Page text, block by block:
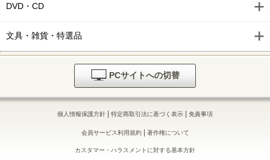
DVD・CD
文具・雑貨・特選品
PCサイトへの切替
個人情報保護方針 | 特定商取引法に基づく表示 | 免責事項
会員サービス利用規約| 著作権について
カスタマー・ハラスメントに対する基本方針